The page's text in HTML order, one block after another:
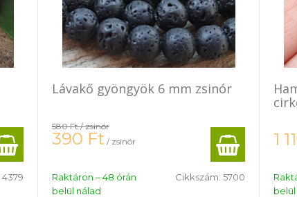
4379
Lávakő gyöngyök 6 mm zsinór
580 Ft/ zsinór
390 Ft / zsinór
Raktáron – 48 órán
belül nálad
Cikkszám: 5700
1